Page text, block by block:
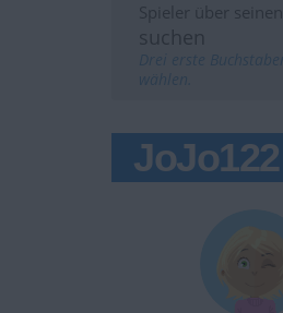
Spieler über seinen
suchen
JoJo122